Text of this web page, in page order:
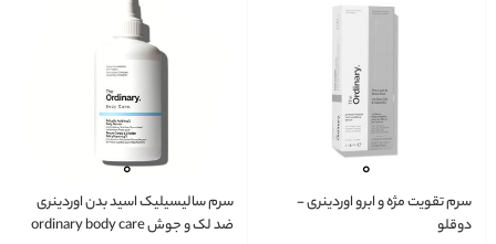
سرم تقویت مژه و ابرو اوردینری -
دوقلو
سرم سالیسیلیک اسید بدن اوردینری
ضد لک و جوش ordinary body care